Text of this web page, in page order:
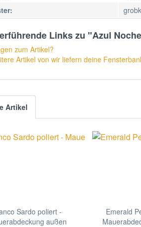
Links zu "Azul
zum Artikel?
Artikel von wir liefern deine
Artikel
Sardo poliert -
außen
Emerald